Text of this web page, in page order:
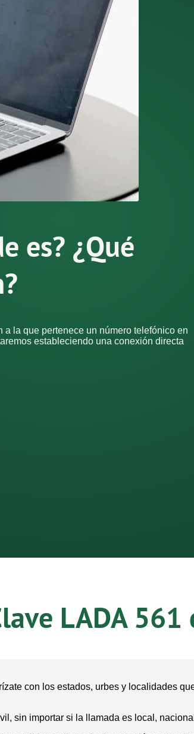
es? ¿Qué
la que pertenece un número telefónico en
estableciendo una conexión directa
LADA 561
con los estados, urbes y localidades
sin importar si la llamada es local,